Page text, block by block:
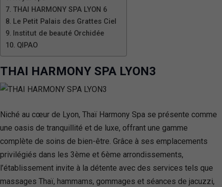
THAI HARMONY SPA LYON 6
Le Petit Palais des Grattes Ciel
Institut de beauté Orchidée
QIPAO
THAI HARMONY SPA LYON3
Niché au cœur de Lyon, Thaï Harmony Spa se présente comme
une oasis de tranquillité et de luxe, offrant une gamme
complète de soins de bien-être. Grâce à ses emplacements
privilégiés dans les 3ème et 6ème arrondissements,
l’établissement invite à la détente avec des services tels que
massages Thaï, hammams, gommages et séances de jacuzzi,